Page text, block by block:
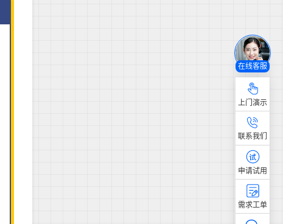
在线客服
上门演示
联系我们
申请试用
需求工单